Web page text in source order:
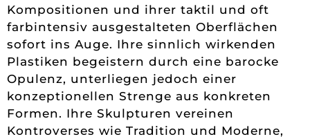
Kompositionen und ihrer taktil und oft
farbintensiv ausgestalteten Oberflächen
sofort ins Auge. Ihre sinnlich wirkenden
Plastiken begeistern durch eine barocke
Opulenz, unterliegen jedoch einer
konzeptionellen Strenge aus konkreten
Formen. Ihre Skulpturen vereinen
Kontroverses wie Tradition und Moderne,